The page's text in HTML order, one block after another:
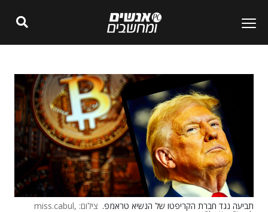
תביעה נגד חברת הקריפטו של הנשיא טראמפ. צילום: miss.cabul,